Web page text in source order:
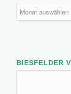
BIESFELDER